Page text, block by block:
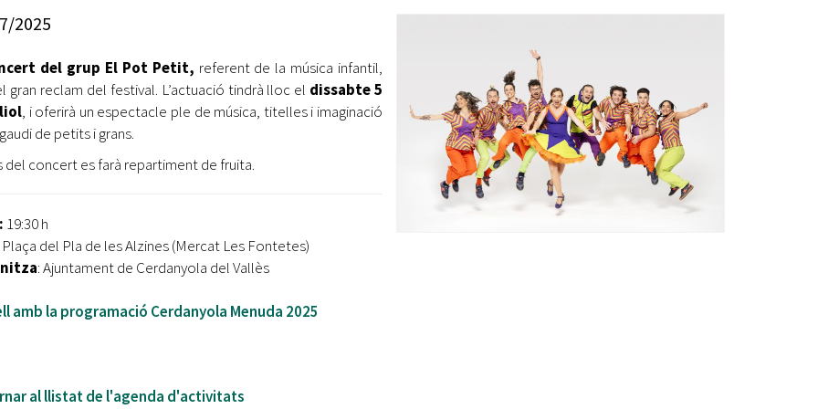
Retiment de Comptes
Accés a Informació Pública
Dades Obertes
Catàleg de Serveis i Tràmits
jove 2026
Cerdanyola opta a més de 5 milions d'euros del Pla de
Barris per transformar les Fontetes, Quatre Cantons i
l'entorn de l'avinguda Catalunya
El FIT presenta el cartell de la seva 16a edició i dona el
tret de sortida al festival
l'eclipsi solar
Equipaments
Mercats Municipals
Webs Municipals
2025
del grup El Pot Petit, referent de la música infantil,
gran reclam del festival. L’actuació tindrà lloc el dissabte 5
, i oferirà un espectacle ple de música, titelles i imaginació
de petits i grans.
del concert es farà repartiment de fruita.
19:30 h
Plaça del Pla de les Alzines (Mercat Les Fontetes)
: Ajuntament de Cerdanyola del Vallès
amb la programació Cerdanyola Menuda 2025
al llistat de l'agenda d'activitats